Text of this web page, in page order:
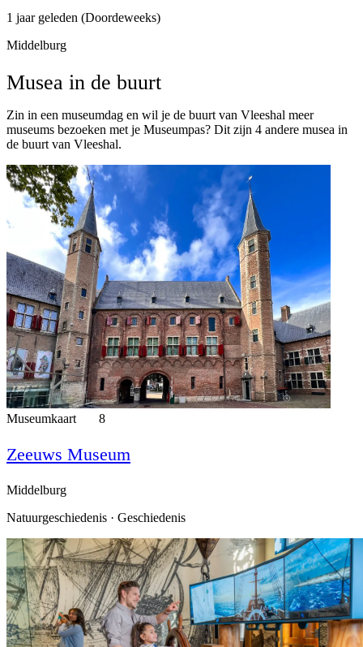
1 jaar geleden (Doordeweeks)
Middelburg
Musea in de buurt
Zin in een museumdag en wil je de buurt van Vleeshal meer
museums bezoeken met je Museumpas? Dit zijn 4 andere musea in
de buurt van Vleeshal.
Museumkaart 8
Zeeuws Museum
Middelburg
Natuurgeschiedenis · Geschiedenis